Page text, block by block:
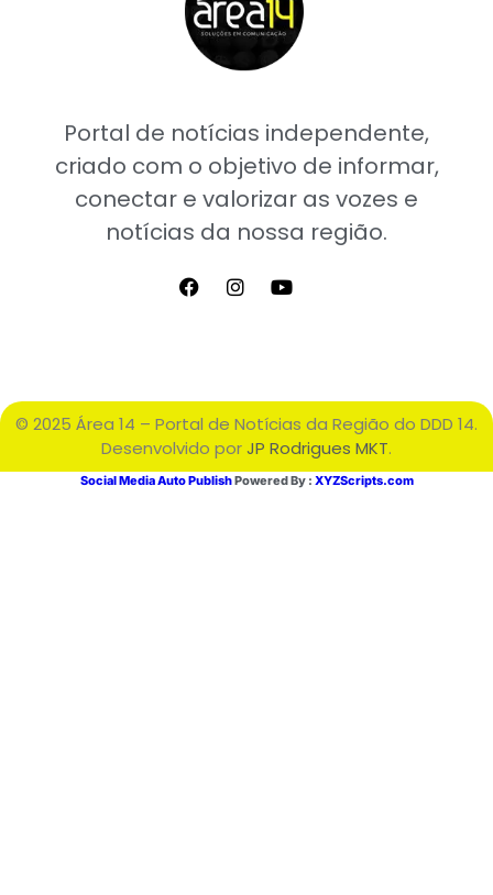
Portal de notícias independente,
criado com o objetivo de informar,
conectar e valorizar as vozes e
notícias da nossa região.
© 2025 Área 14 – Portal de Notícias da Região do DDD 14.
Desenvolvido porJP Rodrigues MKT.
Social Media Auto PublishPowered By : XYZScripts.com